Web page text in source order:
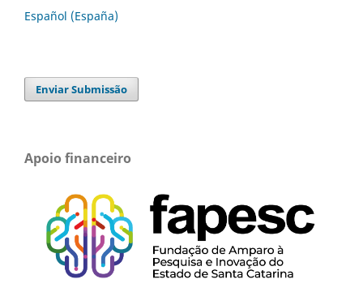
Español (España)
Enviar Submissão
Apoio financeiro